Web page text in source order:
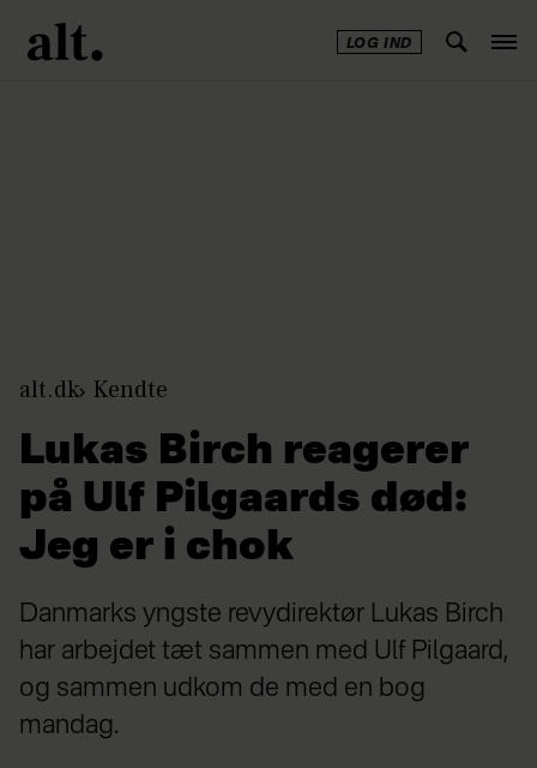
LOG IND
alt.dk Kendte
Lukas Birch reagerer
på Ulf Pilgaards død:
Jeg er i chok
Danmarks yngste revydirektør Lukas Birch
har arbejdet tæt sammen med Ulf Pilgaard,
og sammen udkom de med en bog
mandag.